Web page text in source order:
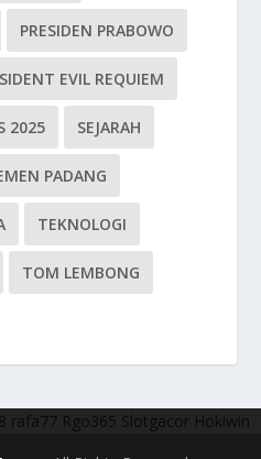
PRESIDEN PRABOWO
EVIL REQUIEM
2025 SEJARAH
PADANG
TEKNOLOGI
TOM LEMBONG
rafa77 Rgo365 Slotgacor Hokiwin